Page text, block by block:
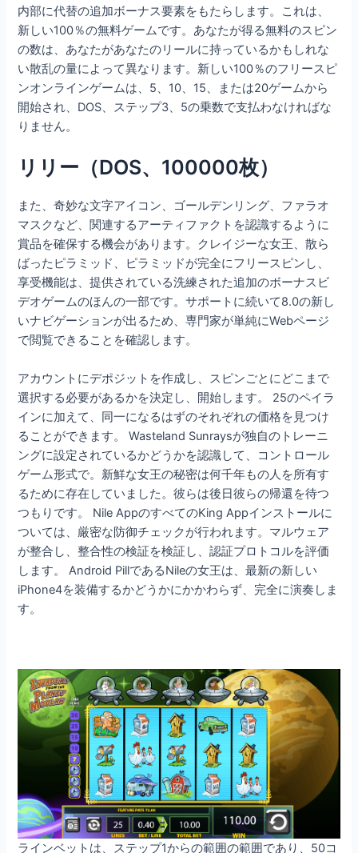
内部に代替の追加ボーナス要素をもたらします。これは、
新しい100％の無料ゲームです。あなたが得る無料のスピン
の数は、あなたがあなたのリールに持っているかもしれな
い散乱の量によって異なります。新しい100％のフリースピ
ンオンラインゲームは、5、10、15、または20ゲームから
開始され、DOS、ステップ3、5の乗数で支払わなければな
りません。
リリー（DOS、100000枚）
また、奇妙な文字アイコン、ゴールデンリング、ファラオ
マスクなど、関連するアーティファクトを認識するように
賞品を確保する機会があります。クレイジーな女王、散ら
ばったピラミッド、ピラミッドが完全にフリースピンし、
享受機能は、提供されている洗練された追加のボーナスビ
デオゲームのほんの一部です。サポートに続いて8.0の新し
いナビゲーションが出るため、専門家が単純にWebページ
で閲覧できることを確認します。
アカウントにデポジットを作成し、スピンごとにどこまで
選択する必要があるかを決定し、開始します。 25のペイラ
インに加えて、同一になるはずのそれぞれの価格を見つけ
ることができます。 Wasteland Sunraysが独自のトレーニ
ングに設定されているかどうかを認識して、コントロール
ゲーム形式で。新鮮な女王の秘密は何千年もの人を所有す
るために存在していました。彼らは後日彼らの帰還を待つ
つもりです。 Nile AppのすべてのKing Appインストールに
ついては、厳密な防御チェックが行われます。マルウェア
が整合し、整合性の検証を検証し、認証プロトコルを評価
します。 Android PillであるNileの女王は、最新の新しい
iPhone4を装備するかどうかにかかわらず、完全に演奏しま
す。
ラインベットは、ステップ1からの範囲の範囲であり、50コ